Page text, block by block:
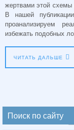
жертвами этой схемы
В нашей
проанализируем
избежать подобных
ЧИТАТЬ ДАЛЬШЕ
Поиск по сайту